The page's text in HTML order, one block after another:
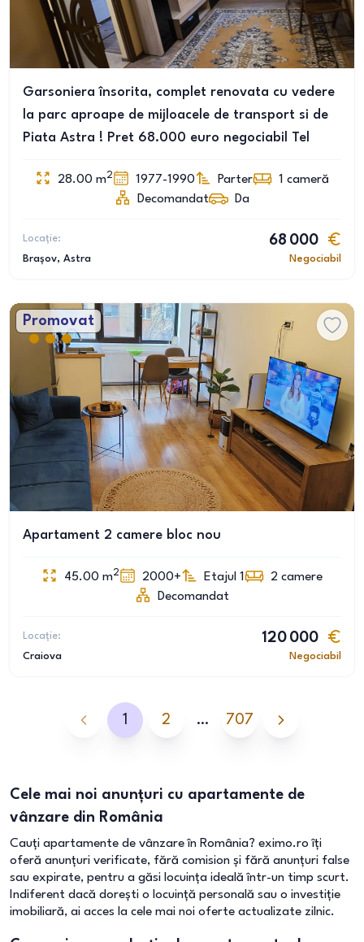
Garsoniera însorita, complet renovata cu vedere
la parc aproape de mijloacele de transport si de
Piata Astra ! Pret 68.000 euro negociabil Tel
28.00 m2 1977-1990 Parter 1 cameră
Decomandat
Da
Locație:
Brașov, Astra
68 000
Negociabil
Promovat
Apartament 2 camere bloc nou
45.00 m2 2000+ Etajul 1 2 camere
Decomandat
Locație:
Craiova
120 000
Negociabil
1 2 … 707
Cele mai noi anunțuri cu apartamente de
vânzare din România
Cauți apartamente de vânzare în România? eximo.ro îți
oferă anunțuri verificate, fără comision și fără anunțuri false
sau expirate, pentru a găsi locuința ideală într-un timp scurt.
Indiferent dacă dorești o locuință personală sau o investiție
imobiliară, ai acces la cele mai noi oferte actualizate zilnic.